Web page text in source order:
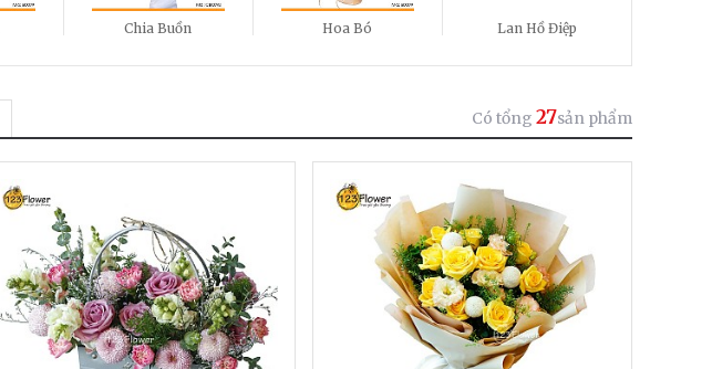
Chia Buồn Hoa Bó Lan Hồ Điệp
Có tổng 27sản phẩm